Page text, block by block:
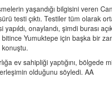
yaşandığı bilgisini veren
testi çıktı. Testiler tüm olarak
onaylandı, şimdi burası
Yumuktepe için başka bir
ev sahipliği yaptığını,
olduğunu söyledi. AA